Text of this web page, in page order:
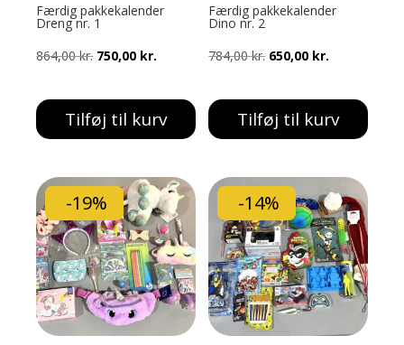
Færdig pakkekalender
Dreng nr. 1
864,00kr. Den
pris
var:
750,00 kr.
pris
er:
Tilføj til kurv
Færdig pakkekalender
Dino nr. 2
784,00kr. Den
pris
var:
650,00 kr.
pris
er:
Tilføj til kurv
-19% -14%